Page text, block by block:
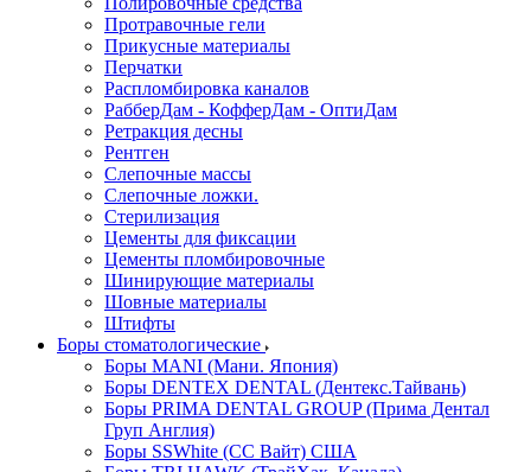
Протравочные гели
Прикусные материалы
Перчатки
Распломбировка каналов
РабберДам - КофферДам - ОптиДам
Ретракция десны
Рентген
Слепочные массы
Слепочные ложки.
Стерилизация
Цементы для фиксации
Цементы пломбировочные
Шинирующие материалы
Шовные материалы
Штифты
Боры стоматологические
Боры MANI (Мани. Япония)
Боры DENTEX DENTAL (Дентекс.Тайвань)
Боры PRIMA DENTAL GROUP (Прима Дентал
Груп Англия)
Боры SSWhite (СС Вайт) США